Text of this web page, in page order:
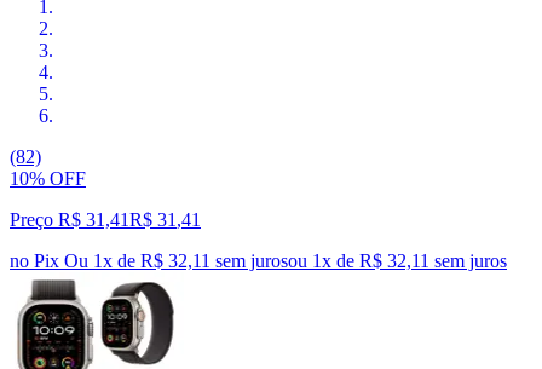
(82)
10% OFF
Preço R$ 31,41R$ 31 ,41
no Pix Ou 1x de R$ 32,11 sem jurosou 1x de R$ 32,11 sem juros